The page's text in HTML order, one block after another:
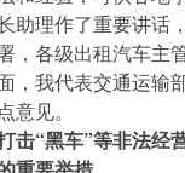
助理作了重要讲话
，各级出租汽车主
，我代表交通运输
意见。
击“黑车”等非法经